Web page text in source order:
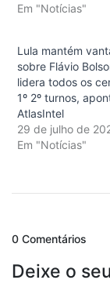
Em "Notícias"
Lula mantém
sobre Flávio
lidera todos os
1º 2º turnos,
AtlasIntel
29 de julho de
Em "Notícias"
0 Comentários
Deixe o